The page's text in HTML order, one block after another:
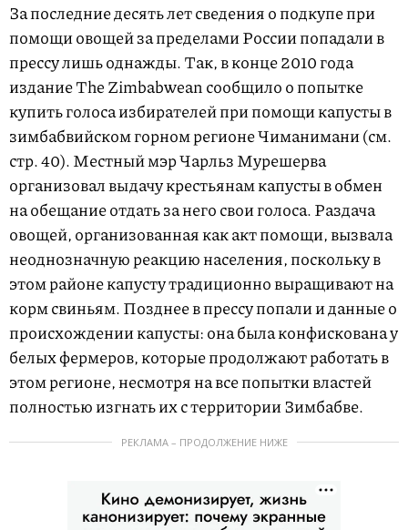
За последние десять лет сведения о подкупе при
помощи овощей за пределами России попадали в
прессу лишь однажды. Так, в конце 2010 года
издание The Zimbabwean сообщило о попытке
купить голоса избирателей при помощи капусты в
зимбабвийском горном регионе Чиманимани (см.
стр. 40). Местный мэр Чарльз Мурешерва
организовал выдачу крестьянам капусты в обмен
на обещание отдать за него свои голоса. Раздача
овощей, организованная как акт помощи, вызвала
неоднозначную реакцию населения, поскольку в
этом районе капусту традиционно выращивают на
корм свиньям. Позднее в прессу попали и данные о
происхождении капусты: она была конфискована у
белых фермеров, которые продолжают работать в
этом регионе, несмотря на все попытки властей
полностью изгнать их с территории Зимбабве.
РЕКЛАМА – ПРОДОЛЖЕНИЕ НИЖЕ